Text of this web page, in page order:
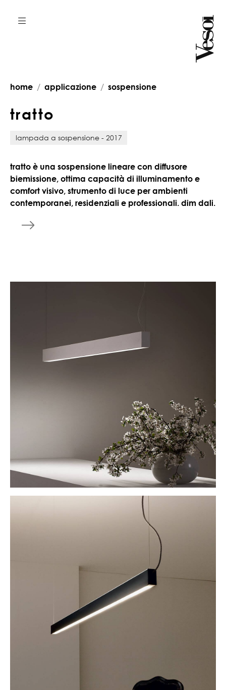
home applicazione sospensione
tratto
lampada a sospensione - 2017
tratto è una sospensione lineare con diffusore
biemissione, ottima capacità di illuminamento e
comfort visivo, strumento di luce per ambienti
contemporanei, residenziali e professionali. dim dali.